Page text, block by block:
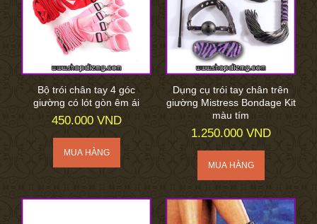
Bộ trói chân tay 4 góc
giường có lót gòn êm ái
450.000 VND
Dụng cụ trói tay chân trên
giường Mistress Bondage Kit
màu tím
1.250.000 VND